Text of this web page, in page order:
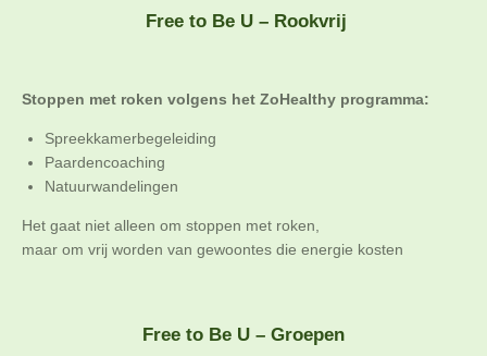
Free to Be U – Rookvrij
Stoppen met roken volgens het ZoHealthy programma:
Spreekkamerbegeleiding
Paardencoaching
Natuurwandelingen
Het gaat niet alleen om stoppen met roken,
maar om vrij worden van gewoontes die energie kosten
Free to Be U – Groepen